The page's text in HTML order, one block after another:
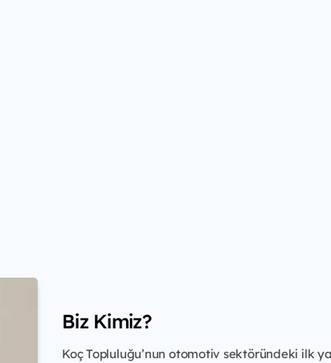
Biz Kimiz?
Koç Topluluğu’nun otomotiv sektöründeki ilk